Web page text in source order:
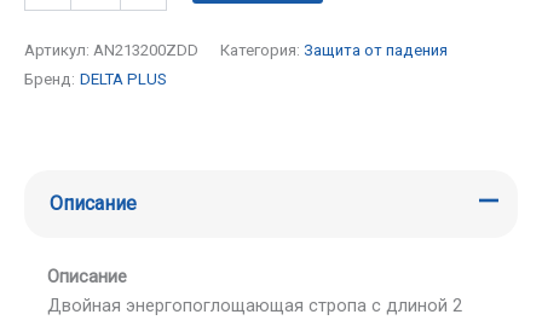
Артикул: AN213200ZDD Категория: Защита от падения
Бренд: DELTA PLUS
Описание
Описание
Двойная энергопоглощающая стропа с длиной 2